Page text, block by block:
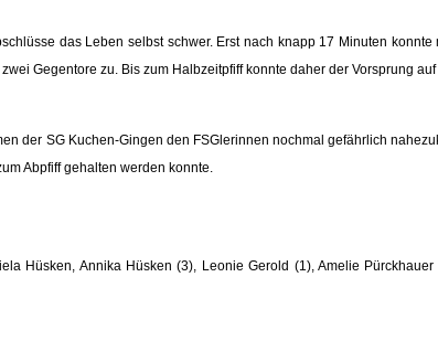
das Leben selbst schwer. Erst nach knapp 17 Minuten konnte
Gegentore zu. Bis zum Halbzeitpfiff konnte daher der Vorsprung auf
der SG Kuchen-Gingen den FSGlerinnen nochmal gefährlich
Abpfiff gehalten werden konnte.
Hüsken, Annika Hüsken (3), Leonie Gerold (1), Amelie